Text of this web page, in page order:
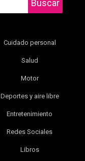
Buscar
Cuidado personal
Salud
Motor
Deportes y aire libre
Entretenimiento
Redes Sociales
Libros